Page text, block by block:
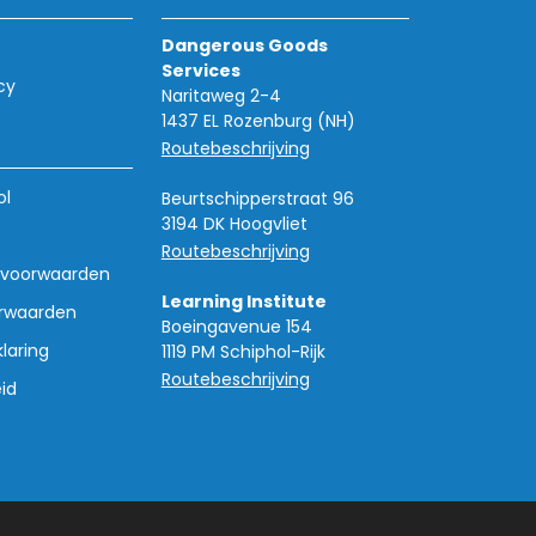
Dangerous Goods
Services
Naritaweg 2-4
1437 EL Rozenburg (NH)
Routebeschrijving
Beurtschipperstraat 96
3194 DK Hoogvliet
Routebeschrijving
Learning Institute
Boeingavenue 154
1119 PM Schiphol-Rijk
Routebeschrijving